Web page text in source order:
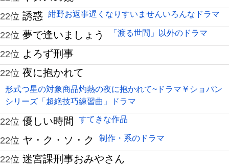
22位 誘惑 紺野お返事遅くなりすいませんいろんなドラマ
22位 夢で逢いましょう 「渡る世間」以外のドラマ
22位 よろず刑事
22位 夜に抱かれて
形式つ星の対象商品灼熱の夜に抱かれて~ドラマ￥ショパン
シリーズ「超絶技巧練習曲」ドラマ
22位 優しい時間 すてきな作品
22位 ヤ・ク・ソ・ク 制作・系のドラマ
22位 迷宮課刑事おみやさん